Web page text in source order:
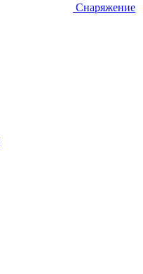
Снаряжение